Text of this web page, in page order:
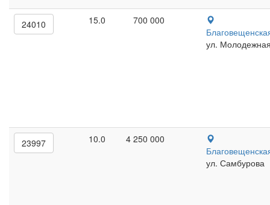
24010 15.0
700 000
ул.
23997 10.0
4 250 000
ул. Самбурова